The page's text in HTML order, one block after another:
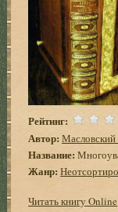
Рейтинг:
Автор:
Название:
Жанр:
Читать книгу Online